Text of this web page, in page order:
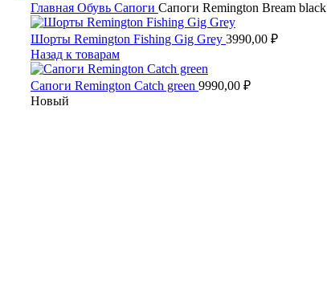
Главная Обувь Сапоги Сапоги Remington Bream black
Шорты Remington Fishing Gig Grey 3990,00 ₽
Назад к товарам
Сапоги Remington Catch green 9990,00 ₽
Новый